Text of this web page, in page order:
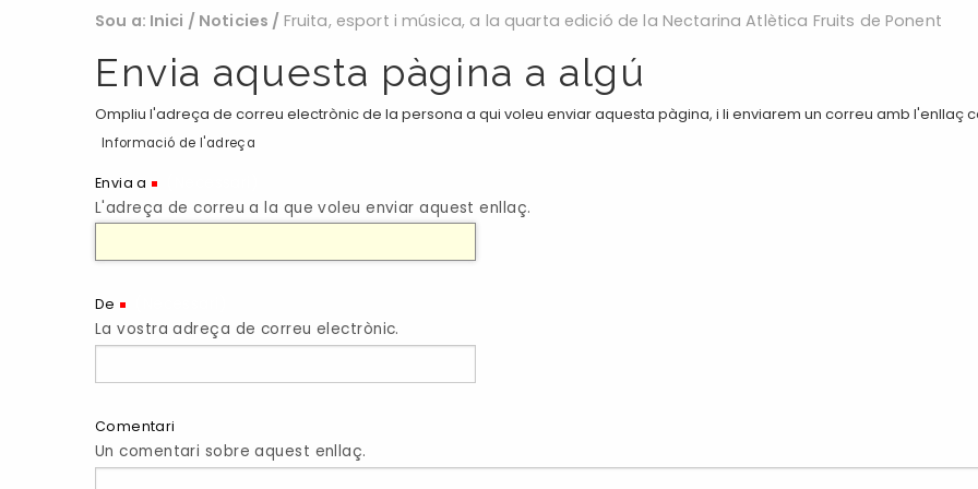
Sou a: Inici / Noticies / Fruita, esport i música, a la quarta edició de la Nectarina Atlètica Fruits de Ponent
Envia aquesta pàgina a algú
Ompliu l'adreça de correu electrònic de la persona a qui voleu enviar aquesta pàgina, i li enviarem un correu amb l'enllaç
Informació de l'adreça
Envia a
L'adreça de correu a la que voleu enviar aquest enllaç.
De
La vostra adreça de correu electrònic.
Comentari
Un comentari sobre aquest enllaç.